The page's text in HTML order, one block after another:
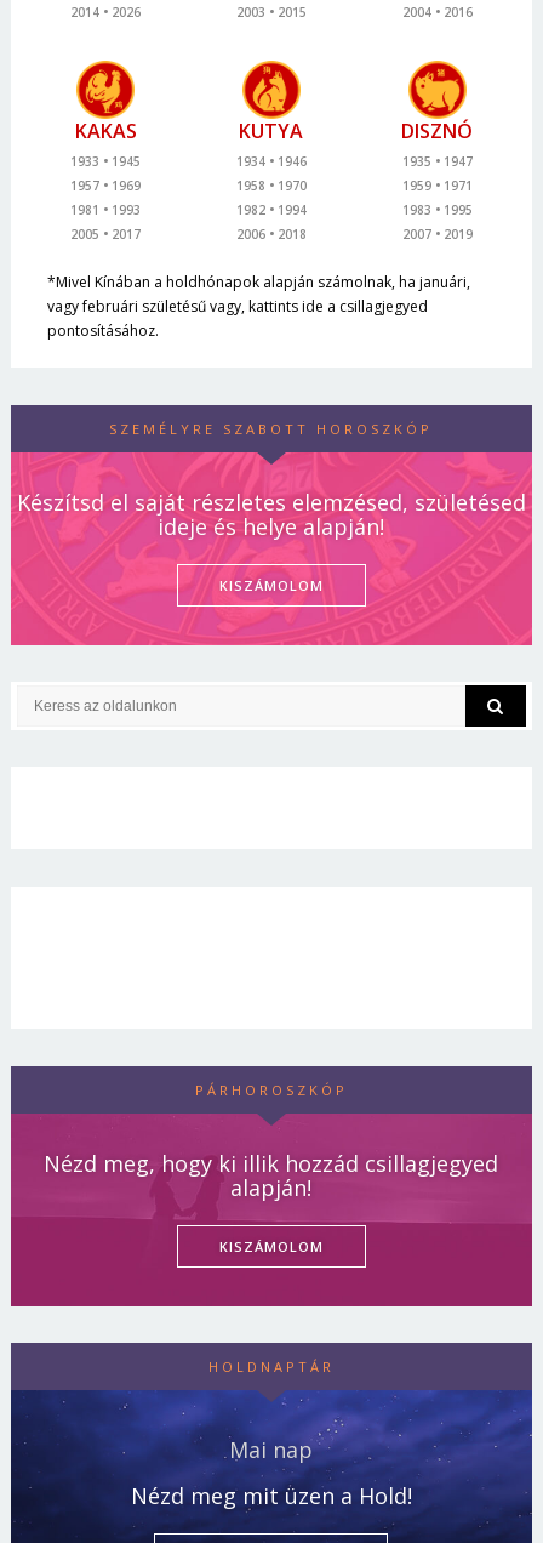
2014 2026 2003 2015 2004 2016
KAKAS
1933
1945
1957
1969
1981
1993
2005
2017
KUTYA
1934
1946
1958
1970
1982
1994
2006
2018
DISZNÓ
1935
1947
1959
1971
1983
1995
2007
2019
*Mivel Kínában a holdhónapok alapján számolnak, ha januári,
vagy februári születésű vagy, kattints ide a csillagjegyed
pontosításához.
SZEMÉLYRE SZABOTT HOROSZKÓP
Készítsd el saját részletes elemzésed, születésed
ideje és helye alapján!
KISZÁMOLOM
PÁRHOROSZKÓP
Nézd meg, hogy ki illik hozzád csillagjegyed
alapján!
KISZÁMOLOM
HOLDNAPTÁR
Mai nap
Nézd meg mit üzen a Hold!